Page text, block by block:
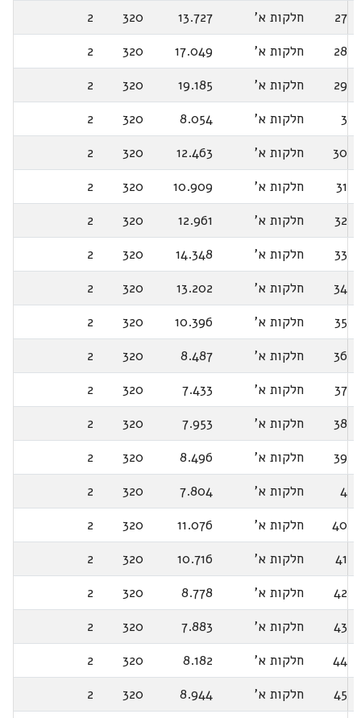
27
חלקות א' 13.727
320
2
28
חלקות א' 17.049
320
2
29
חלקות א' 19.185
320
2
3
חלקות א' 8.054
320
2
30
חלקות א' 12.463
320
2
31
חלקות א' 10.909
320
2
32
חלקות א' 12.961
320
2
33
חלקות א' 14.348
320
2
34
חלקות א' 13.202
320
2
35
חלקות א' 10.396
320
2
36
חלקות א' 8.487
320
2
37
חלקות א' 7.433
320
2
38
חלקות א' 7.953
320
2
39
חלקות א' 8.496
320
2
4
חלקות א' 7.804
320
2
40
חלקות א' 11.076
320
2
41
חלקות א' 10.716
320
2
42
חלקות א' 8.778
320
2
43
חלקות א' 7.883
320
2
44
חלקות א' 8.182
320
2
45
חלקות א' 8.944
320
2